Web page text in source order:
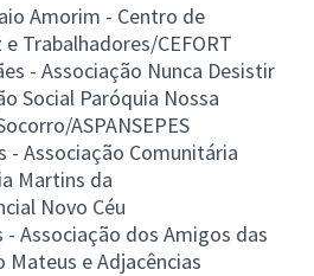
Amorim - Centro de
Trabalhadores/CEFORT
- Associação Nunca Desistir
Social Paróquia Nossa
ASPANSEPES
- Associação Comunitária
Martins da
Novo Céu
Associação dos Amigos das
Mateus e Adjacências